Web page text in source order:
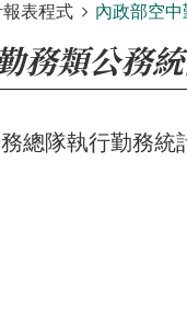
表程式
內政部空
務類公務
總隊執行勤務統